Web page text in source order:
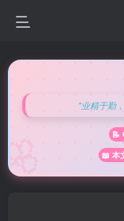
"业精于勤
📝
📖 本